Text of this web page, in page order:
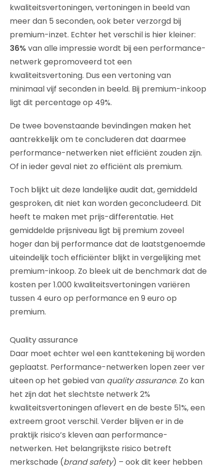
kwaliteitsvertoningen, vertoningen in beeld van
meer dan 5 seconden, ook beter verzorgd bij
premium-inzet. Echter het verschil is hier kleiner:
36% van alle impressie wordt bij een performance-
netwerk gepromoveerd tot een
kwaliteitsvertoning. Dus een vertoning van
minimaal vijf seconden in beeld. Bij premium-inkoop
ligt dit percentage op 49%.
De twee bovenstaande bevindingen maken het
aantrekkelijk om te concluderen dat daarmee
performance-netwerken niet efficiënt zouden zijn.
Of in ieder geval niet zo efficiënt als premium.
Toch blijkt uit deze landelijke audit dat, gemiddeld
gesproken, dit niet kan worden geconcludeerd. Dit
heeft te maken met prijs-differentatie. Het
gemiddelde prijsniveau ligt bij premium zoveel
hoger dan bij performance dat de laatstgenoemde
uiteindelijk toch efficiënter blijkt in vergelijking met
premium-inkoop. Zo bleek uit de benchmark dat de
kosten per 1.000 kwaliteitsvertoningen variëren
tussen 4 euro op performance en 9 euro op
premium.
Quality assurance
Daar moet echter wel een kanttekening bij worden
geplaatst. Performance-netwerken lopen zeer ver
uiteen op het gebied van quality assurance. Zo kan
het zijn dat het slechtste netwerk 2%
kwaliteitsvertoningen aflevert en de beste 51%, een
extreem groot verschil. Verder blijven er in de
praktijk risico’s kleven aan performance-
netwerken. Het belangrijkste risico betreft
merkschade (brand safety) – ook dit keer hebben